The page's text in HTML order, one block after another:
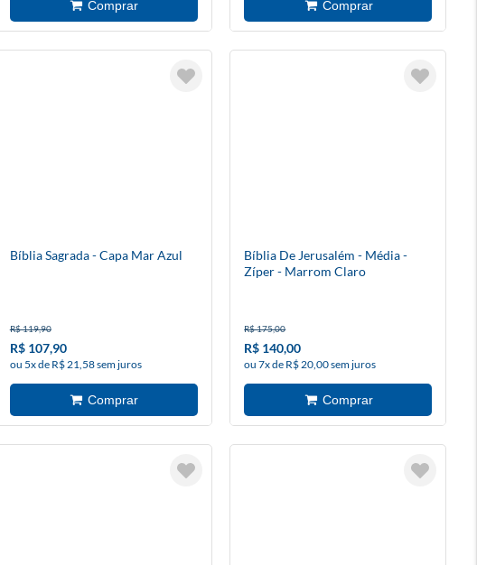
Bíblia Sagrada - Capa Mar Azul
R$ 119,90
R$ 107,90
ou 5x de R$ 21,58 sem juros
Bíblia De Jerusalém - Média -
Zíper - Marrom Claro
R$ 175,00
R$ 140,00
ou 7x de R$ 20,00 sem juros